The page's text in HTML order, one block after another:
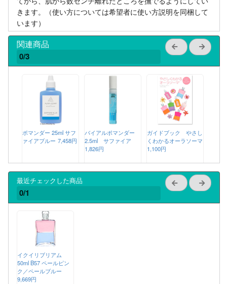
きます。（使い方については希望者に使い方説明を同梱して
います）
関連商品
0/3
ポマンダー 25ml サフ
ァイアブルー 7,458円
バイアルポマンダー
2.5ml サファイア
1,826円
ガイドブック やさし
くわかるオーラソーマ
1,100円
最近チェックした商品
0/1
イクイリブリアム
50ml B57 ペールピン
ク／ペールブルー
9,669円